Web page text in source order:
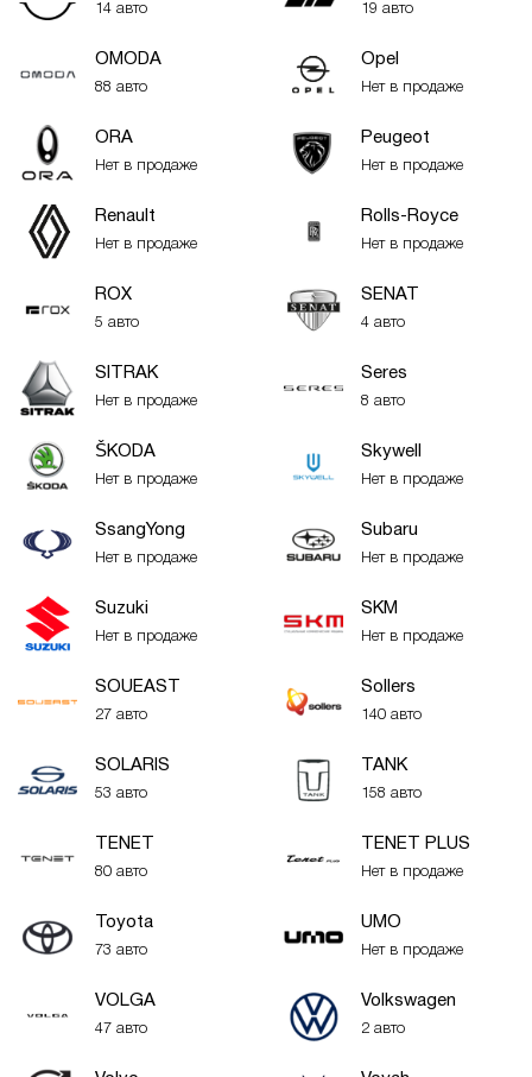
14 авто 19 авто
OMODA
88 авто
Opel
Нет в продаже
ORA
Нет в продаже
Peugeot
Нет в продаже
Renault
Нет в продаже
Rolls-Royce
Нет в продаже
ROX
5 авто
SENAT
4 авто
SITRAK
Нет в продаже
Seres
8 авто
ŠKODA
Нет в продаже
Skywell
Нет в продаже
SsangYong
Нет в продаже
Subaru
Нет в продаже
Suzuki
Нет в продаже
SKM
Нет в продаже
SOUEAST
27 авто
Sollers
140 авто
SOLARIS
53 авто
TANK
158 авто
TENET
80 авто
TENET PLUS
Нет в продаже
Toyota
73 авто
UMO
Нет в продаже
VOLGA
47 авто
Volkswagen
2 авто